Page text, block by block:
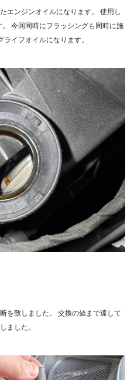
エンジンオイルになります。
使用し
今回同時にフラッシングも同時に施
イフオイルになります。
を致しました。
交換の値まで達して
ました。